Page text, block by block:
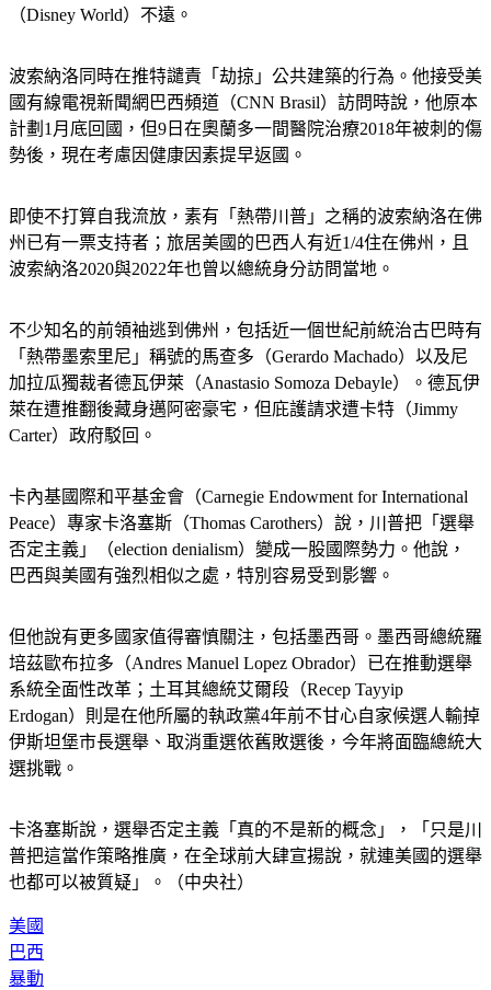
（Disney World）不遠。
波索納洛同時在推特譴責「劫掠」公共建築的行為。他接受美
國有線電視新聞網巴西頻道（CNN Brasil）訪問時說，他原本
計劃1月底回國，但9日在奧蘭多一間醫院治療2018年被刺的傷
勢後，現在考慮因健康因素提早返國。
即使不打算自我流放，素有「熱帶川普」之稱的波索納洛在佛
州已有一票支持者；旅居美國的巴西人有近1/4住在佛州，且
波索納洛2020與2022年也曾以總統身分訪問當地。
不少知名的前領袖逃到佛州，包括近一個世紀前統治古巴時有
「熱帶墨索里尼」稱號的馬查多（Gerardo Machado）以及尼
加拉瓜獨裁者德瓦伊萊（Anastasio Somoza Debayle）。德瓦伊
萊在遭推翻後藏身邁阿密豪宅，但庇護請求遭卡特（Jimmy
Carter）政府駁回。
卡內基國際和平基金會（Carnegie Endowment for International
Peace）專家卡洛塞斯（Thomas Carothers）說，川普把「選舉
否定主義」（election denialism）變成一股國際勢力。他說，
巴西與美國有強烈相似之處，特別容易受到影響。
但他說有更多國家值得審慎關注，包括墨西哥。墨西哥總統羅
培茲歐布拉多（Andres Manuel Lopez Obrador）已在推動選舉
系統全面性改革；土耳其總統艾爾段（Recep Tayyip
Erdogan）則是在他所屬的執政黨4年前不甘心自家候選人輸掉
伊斯坦堡市長選舉、取消重選依舊敗選後，今年將面臨總統大
選挑戰。
卡洛塞斯說，選舉否定主義「真的不是新的概念」，「只是川
普把這當作策略推廣，在全球前大肆宣揚說，就連美國的選舉
也都可以被質疑」。（中央社）
美國
巴西
暴動